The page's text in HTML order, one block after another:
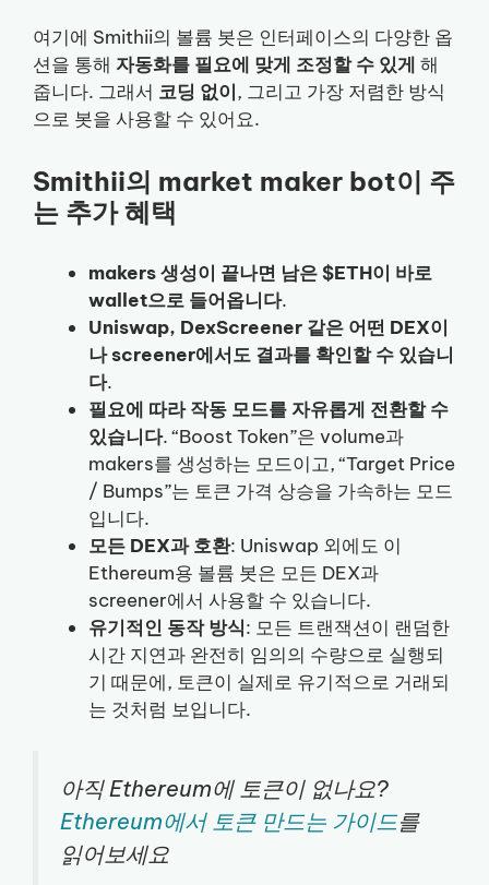
여기에 Smithii의 볼륨 봇은 인터페이스의 다양한 옵
션을 통해 자동화를 필요에 맞게 조정할 수 있게 해
줍니다. 그래서 코딩 없이, 그리고 가장 저렴한 방식
으로 봇을 사용할 수 있어요.
Smithii의 market maker bot이 주
는 추가 혜택
makers 생성이 끝나면 남은 $ETH이 바로
wallet으로 들어옵니다.
Uniswap, DexScreener 같은 어떤 DEX이
나 screener에서도 결과를 확인할 수 있습니
다.
필요에 따라 작동 모드를 자유롭게 전환할 수
있습니다. “Boost Token”은 volume과
makers를 생성하는 모드이고, “Target Price
/ Bumps”는 토큰 가격 상승을 가속하는 모드
입니다.
모든 DEX과 호환: Uniswap 외에도 이
Ethereum용 볼륨 봇은 모든 DEX과
screener에서 사용할 수 있습니다.
유기적인 동작 방식: 모든 트랜잭션이 랜덤한
시간 지연과 완전히 임의의 수량으로 실행되
기 때문에, 토큰이 실제로 유기적으로 거래되
는 것처럼 보입니다.
아직 Ethereum에 토큰이 없나요?
Ethereum에서 토큰 만드는 가이드를
읽어보세요